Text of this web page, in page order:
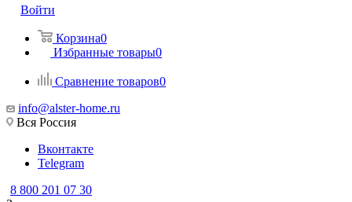
Войти
Корзина0
Избранные товары0
Сравнение товаров0
info@alster-home.ru
Вся Россия
Вконтакте
Telegram
8 800 201 07 30